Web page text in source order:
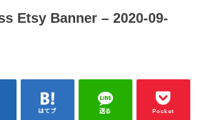
Etsy Banner – 2020-09-
はてブ 送る Pocket